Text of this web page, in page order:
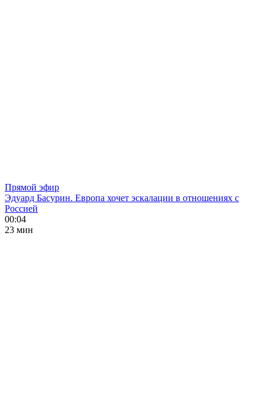
Прямой эфир
Эдуард Басурин. Европа хочет эскалации в отношениях с
Россией
00:04
23 мин